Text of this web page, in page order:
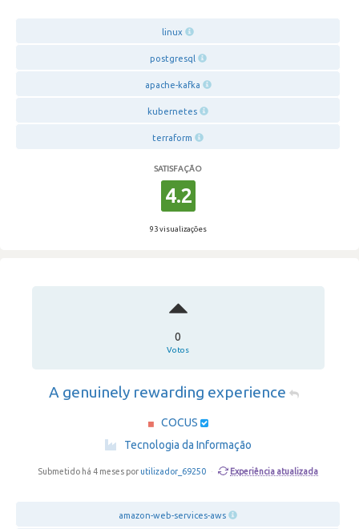
linux
postgresql
apache-kafka
kubernetes
terraform
SATISFAÇÃO
4.2
93 visualizações
0
Votos
A genuinely rewarding experience
COCUS
Tecnologia da Informação
Submetido há 4 meses por utilizador_69250 · Experiência atualizada
amazon-web-services-aws